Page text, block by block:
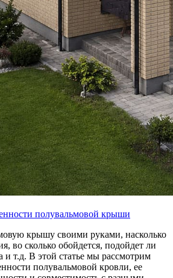
полувальмовой крыши
крышу своими руками, насколько
во сколько обойдется, подойдет ли
и т.д. В этой статье мы рассмотрим
полувальмовой кровли, ее